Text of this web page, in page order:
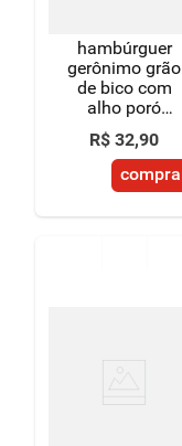
hambúrguer
gerônimo grão
de bico com
alho poró
400g
R$ 32,90